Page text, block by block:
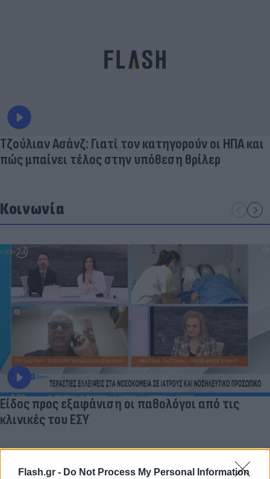
Flash.gr - Do Not Process My Personal Information
Τζούλιαν Ασάνζ: Γιατί τον κατηγορούν οι ΗΠΑ και
πώς μπαίνει τέλος στην υπόθεση θρίλερ
Κοινωνία
Είδος προς εξαφάνιση οι παθολόγοι από τις
κλινικές του ΕΣΥ